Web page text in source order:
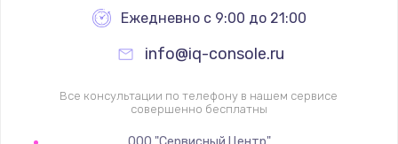
700 руб.
Заказать
Ежедневно с 9:00 до 21:00
info@iq-console.ru
Все консультации по телефону в нашем сервисе
совершенно бесплатны